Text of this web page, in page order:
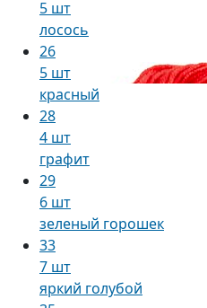
5 шт
лосось
26
5 шт
красный
28
4 шт
графит
29
6 шт
зеленый горошек
33
7 шт
яркий голубой